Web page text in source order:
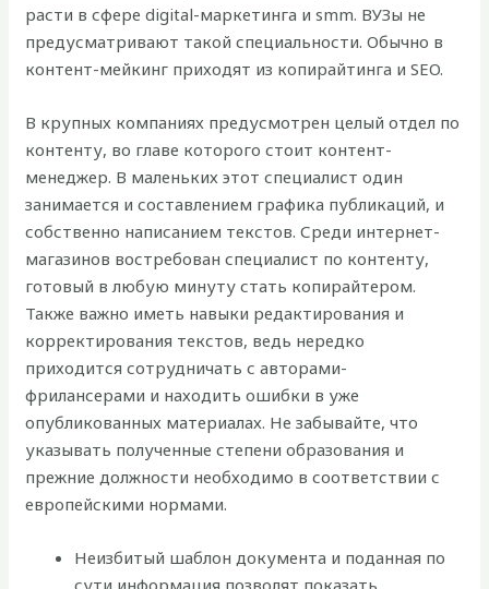
расти в сфере digital-маркетинга и smm. ВУЗы не
предусматривают такой специальности. Обычно в
контент-мейкинг приходят из копирайтинга и SEO.
В крупных компаниях предусмотрен целый отдел по
контенту, во главе которого стоит контент-
менеджер. В маленьких этот специалист один
занимается и составлением графика публикаций, и
собственно написанием текстов. Среди интернет-
магазинов востребован специалист по контенту,
готовый в любую минуту стать копирайтером.
Также важно иметь навыки редактирования и
корректирования текстов, ведь нередко
приходится сотрудничать с авторами-
фрилансерами и находить ошибки в уже
опубликованных материалах. Не забывайте, что
указывать полученные степени образования и
прежние должности необходимо в соответствии с
европейскими нормами.
Неизбитый шаблон документа и поданная по